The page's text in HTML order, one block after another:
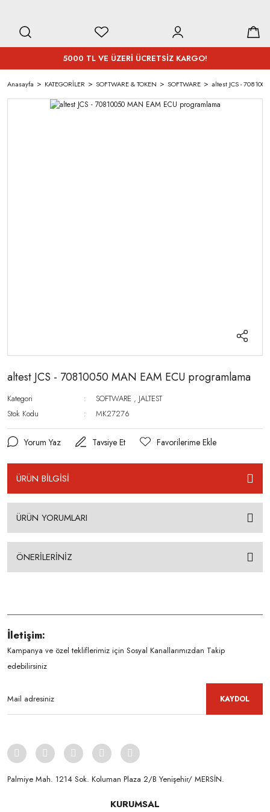
5000 TL VE ÜZERİ ÜCRETSİZ KARGO!
Anasayfa KATEGORİLER SOFTWARE & TOKEN SOFTWARE altest JCS -
altest JCS - 70810050 MAN EAM ECU programlama
Kategori SOFTWARE , JALTEST
Stok Kodu
MK27276
Yorum Yaz Tavsiye Et
ÜRÜN BİLGİSİ
ÜRÜN YORUMLARI
ÖNERİLERİNİZ
İletişim:
Kampanya ve özel tekliflerimiz için Sosyal Kanallarımızdan Takip
edebilirsiniz
KAYDOL
Palmiye Mah. 1214 Sok. Koluman Plaza 2/B Yenişehir/ MERSİN.ㅤㅤㅤㅤㅤㅤㅤㅤㅤㅤㅤㅤㅤㅤㅤㅤㅤㅤㅤㅤㅤㅤㅤㅤㅤㅤㅤㅤㅤㅤㅤㅤㅤㅤㅤ ㅤㅤㅤㅤㅤㅤㅤㅤㅤㅤ
KURUMSAL